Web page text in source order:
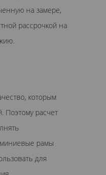
на замере,
рассрочкой на
которым
Поэтому расчет
рамы
для